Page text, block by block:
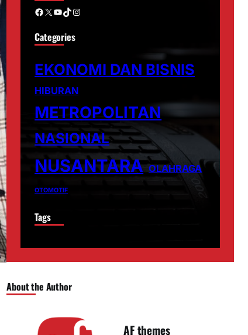
Facebook X YouTube TikTok Instagram
Categories
EKONOMI DAN BISNIS
HIBURAN
METROPOLITAN
NASIONAL
NUSANTARA OLAHRAGA
OTOMOTIF
Tags
About the Author
AF themes